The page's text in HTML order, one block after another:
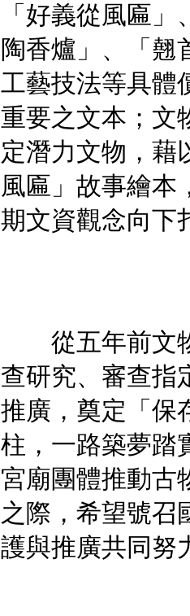
「好義從風匾
陶香爐」、「翹
工藝技法等具體
重要之文本；文
定潛力文物，藉
風匾」故事繪本
期文資觀念向下
從五年前文物
查研究、審查指
推廣，奠定「保
柱，一路築夢踏
宮廟團體推動古
之際，希望號召
護與推廣共同努